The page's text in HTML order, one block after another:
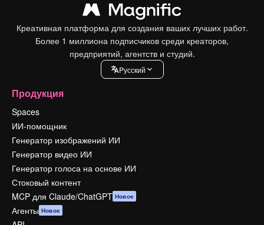
Креативная платформа для создания ваших лучших работ.
Более 1 миллиона подписчиков среди креаторов,
предприятий, агентств и студий.
Pусский
Продукция
Spaces
ИИ-помощник
Генератор изображений ИИ
Генератор видео ИИ
Генератор голоса на основе ИИ
Стоковый контент
MCP для Claude/ChatGPT Новое
Агенты Новое